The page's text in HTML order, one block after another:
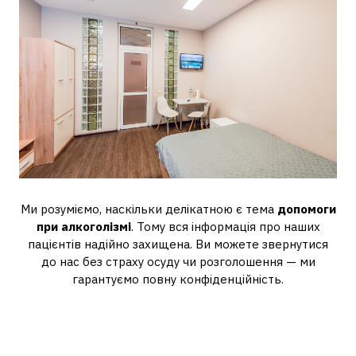
Ми розуміємо, наскільки делікатною є тема допомоги
при алкоголізмі. Тому вся інформація про наших
пацієнтів надійно захищена. Ви можете звернутися
до нас без страху осуду чи розголошення — ми
гарантуємо повну конфіденційність.